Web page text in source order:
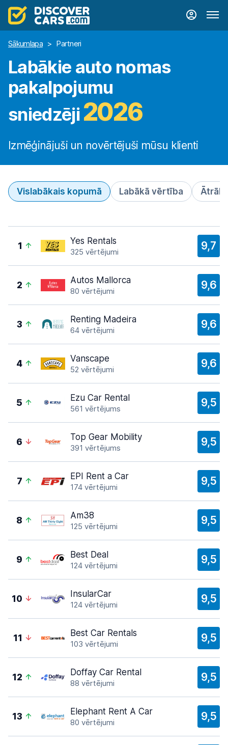
Sākumlapa > Partneri
Labākie auto nomas
pakalpojumu
sniedzēji2026
Izmēģinājuši un novērtējuši mūsu klienti
Vislabākais kopumā Labākā vērtība
1 Yes Rentals
325 vērtējumi 9,7
2 Autos Mallorca
80 vērtējumi 9,6
3 Renting Madeira
64 vērtējumi 9,6
4 Vanscape
52 vērtējumi 9,6
5 Ezu Car Rental
561 vērtējums 9,5
6 Top Gear Mobility
391 vērtējums 9,5
7 EPI Rent a Car
174 vērtējumi 9,5
8 Am38
125 vērtējumi 9,5
9 Best Deal
124 vērtējumi 9,5
10 InsularCar
124 vērtējumi 9,5
11 Best Car Rentals
103 vērtējumi 9,5
12 Doffay Car Rental
88 vērtējumi 9,5
13 Elephant Rent A Car
80 vērtējumi 9,5